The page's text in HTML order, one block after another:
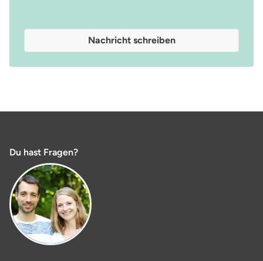
Nachricht schreiben
Du hast Fragen?